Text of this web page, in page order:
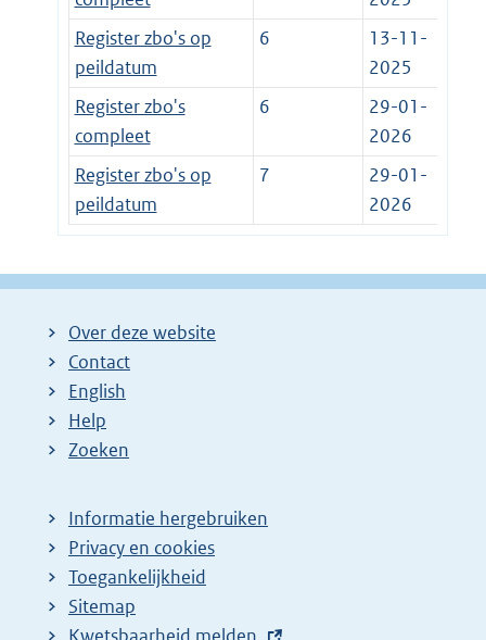
Register zbo's op
peildatum
6
13-11-
2025
Register zbo's
compleet
6
29-01-
2026
Register zbo's op
peildatum
7
29-01-
2026
Over deze website
Contact
English
Help
Zoeken
Informatie hergebruiken
Privacy en cookies
Toegankelijkheid
Sitemap
E
Kwetsbaarheid melden